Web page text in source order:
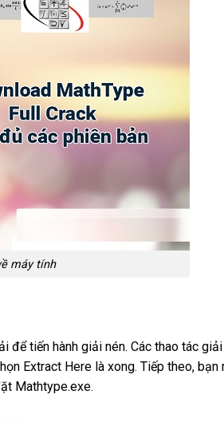
máy tính
để tiến hành giải nén. Các thao tác giải
Extract Here là xong. Tiếp theo, bạn
Mathtype.exe.